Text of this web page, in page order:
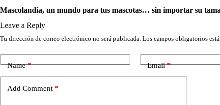
Mascolandia, un mundo para tus mascotas… sin importar su
Leave a Reply
Tu dirección de correo electrónico no será publicada. Los campos obligatorios
Name* Email*
Add Comment *